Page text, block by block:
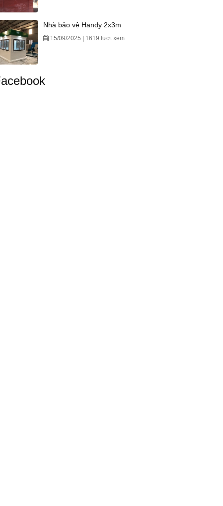
Nhà bảo vệ Handy 2x3m
15/09/2025 | 1619 lượt xem